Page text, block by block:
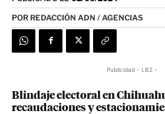
POR REDACCIÓN ADN / AGENCIAS
Publicidad - LB2 -
Blindaje electoral en
recaudaciones y